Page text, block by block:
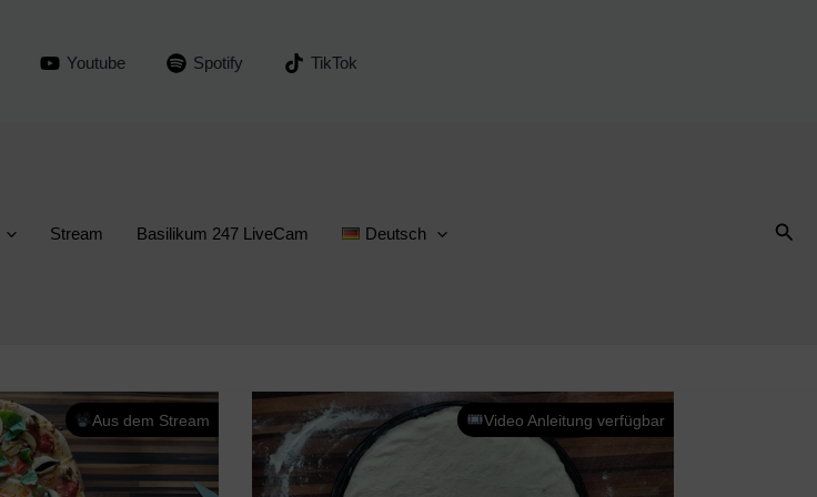
Youtube Spotify TikTok
Stream Basilikum 247 LiveCam Deutsch
Aus dem Stream Video Anleitung verfügbar